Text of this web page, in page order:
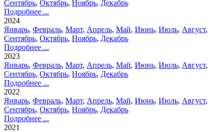
Сентябрь, Октябрь, Ноябрь, Декабрь
Подробнее ...
2024
Январь, Февраль, Март, Апрель, Май, Июнь, Июль, Август,
Сентябрь, Октябрь, Ноябрь, Декабрь
Подробнее ...
2023
Январь, Февраль, Март, Апрель, Май, Июнь, Июль, Август,
Сентябрь, Октябрь, Ноябрь, Декабрь
Подробнее ...
2022
Январь, Февраль, Март, Апрель, Май, Июнь, Июль, Август,
Сентябрь, Октябрь, Ноябрь, Декабрь
Подробнее ...
2021